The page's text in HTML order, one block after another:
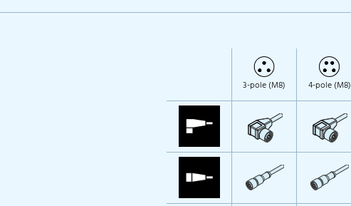
3-pole (M8) 4-pole (M8)